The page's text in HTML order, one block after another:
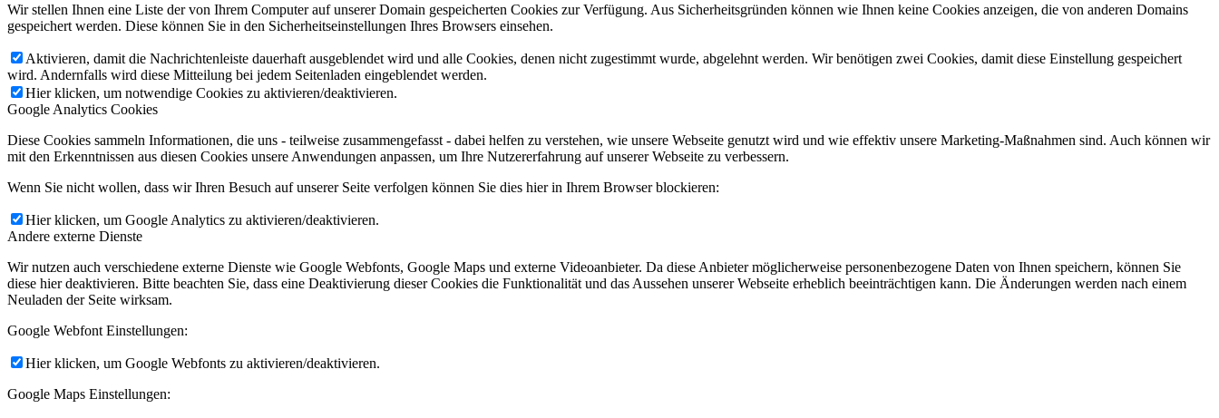
Wir stellen Ihnen eine Liste der von Ihrem Computer auf unserer Domain gespeicherten Cookies zur Verfügung. Aus Sicherheitsgründen können wie Ihnen keine Cookies anzeigen, die von anderen Domains
gespeichert werden. Diese können Sie in den Sicherheitseinstellungen Ihres Browsers einsehen.
Aktivieren, damit die Nachrichtenleiste dauerhaft ausgeblendet wird und alle Cookies, denen nicht zugestimmt wurde, abgelehnt werden. Wir benötigen zwei Cookies, damit diese Einstellung gespeichert
wird. Andernfalls wird diese Mitteilung bei jedem Seitenladen eingeblendet werden.
Hier klicken, um notwendige Cookies zu aktivieren/deaktivieren.
Google Analytics Cookies
Diese Cookies sammeln Informationen, die uns - teilweise zusammengefasst - dabei helfen zu verstehen, wie unsere Webseite genutzt wird und wie effektiv unsere Marketing-Maßnahmen sind. Auch können wir
mit den Erkenntnissen aus diesen Cookies unsere Anwendungen anpassen, um Ihre Nutzererfahrung auf unserer Webseite zu verbessern.
Wenn Sie nicht wollen, dass wir Ihren Besuch auf unserer Seite verfolgen können Sie dies hier in Ihrem Browser blockieren:
Hier klicken, um Google Analytics zu aktivieren/deaktivieren.
Andere externe Dienste
Wir nutzen auch verschiedene externe Dienste wie Google Webfonts, Google Maps und externe Videoanbieter. Da diese Anbieter möglicherweise personenbezogene Daten von Ihnen speichern, können Sie
diese hier deaktivieren. Bitte beachten Sie, dass eine Deaktivierung dieser Cookies die Funktionalität und das Aussehen unserer Webseite erheblich beeinträchtigen kann. Die Änderungen werden nach einem
Neuladen der Seite wirksam.
Google Webfont Einstellungen:
Hier klicken, um Google Webfonts zu aktivieren/deaktivieren.
Google Maps Einstellungen: